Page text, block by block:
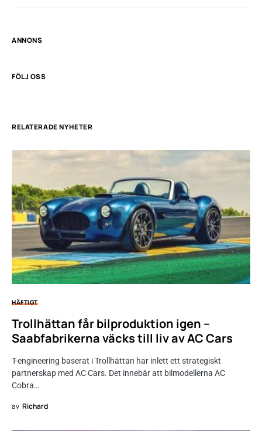
ANNONS
FÖLJ OSS
RELATERADE NYHETER
HÄFTIGT
Trollhättan får bilproduktion igen –
Saabfabrikerna väcks till liv av AC Cars
T-engineering baserat i Trollhättan har inlett ett strategiskt
partnerskap med AC Cars. Det innebär att bilmodellerna AC
Cobra…
av Richard